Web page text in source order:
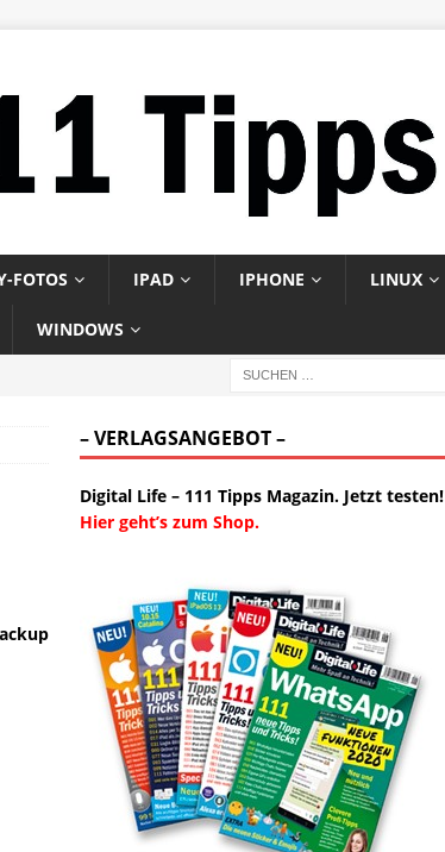
FOTOS IPAD IPHONE LINUX
WINDOWS
– VERLAGSANGEBOT –
Digital Life – 111 Tipps Magazin. Jetzt testen!
Hier geht’s zum Shop.